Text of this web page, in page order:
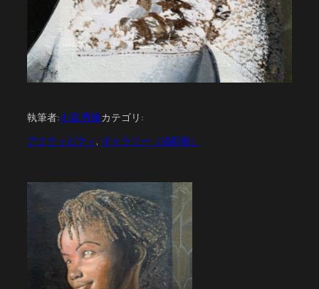
執筆者:小原 秀隆カテゴリ:
アクティビティ , ギャラリー（油彩画）